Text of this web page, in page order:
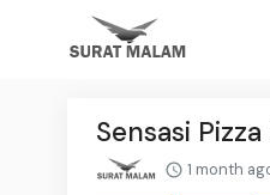
Sensasi
1 month